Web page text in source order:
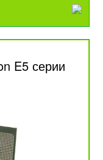
E5 серии